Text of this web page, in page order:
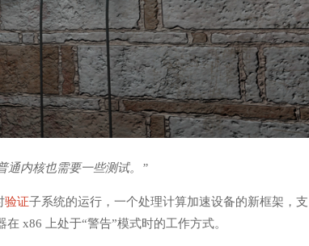
通内核也需要一些测试。”
验证子系统的运行，一个处理计算加速设备的新框架，支
x86 上处于“警告”模式时的工作方式。